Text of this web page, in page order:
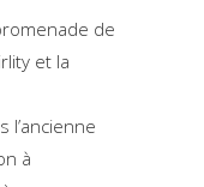
de
et la
l’ancienne
à